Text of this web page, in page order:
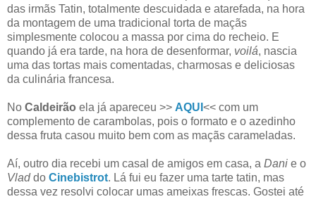
das irmãs Tatin, totalmente descuidada e atarefada, na hora
da montagem de uma tradicional torta de maçãs
simplesmente colocou a massa por cima do recheio. E
quando já era tarde, na hora de desenformar, voilá, nascia
uma das tortas mais comentadas, charmosas e deliciosas
da culinária francesa.
No Caldeirão ela já apareceu >> AQUI << com um
complemento de carambolas, pois o formato e o azedinho
dessa fruta casou muito bem com as maçãs carameladas.
Aí, outro dia recebi um casal de amigos em casa, a Dani e o
Vladdo Cinebistrot. Lá fui eu fazer uma tarte tatin, mas
dessa vez resolvi colocar umas ameixas frescas. Gostei até